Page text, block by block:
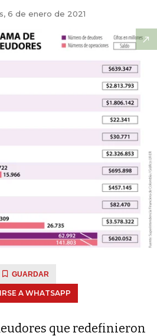
6 de enero de 2021
GUARDAR
A WHATSAPP
que redefinieron